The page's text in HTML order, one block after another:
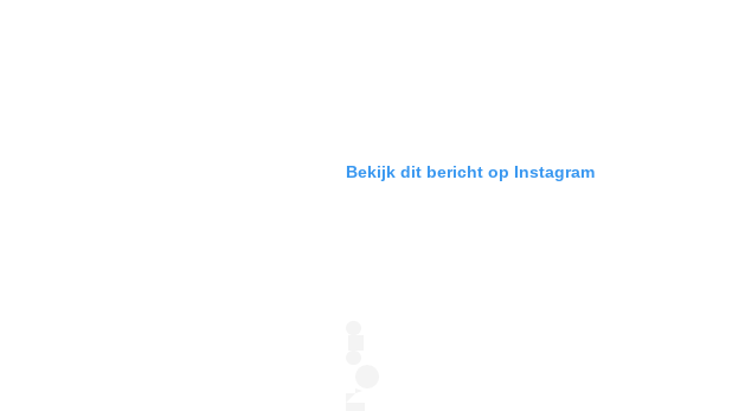
Bekijk dit bericht op Instagram